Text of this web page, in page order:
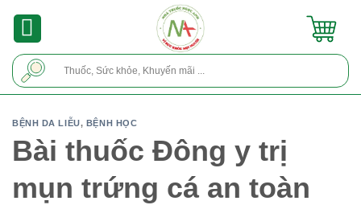
BỆNH DA LIỄU, BỆNH HỌC
Bài thuốc Đông y trị
mụn trứng cá an toàn